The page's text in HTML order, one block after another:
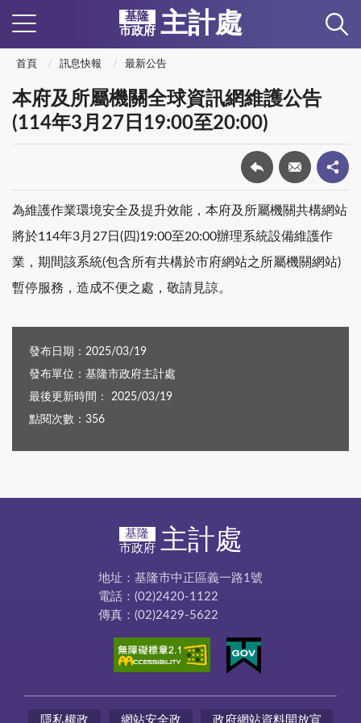
基隆
市政府 主計處
首頁 訊息快報 最新公告
本府及所屬機關全球資訊網維護公告
(114年3月27日19:00至20:00)
為維護作業環境安全及提升效能，本府及所屬機關共構網站
將於114年3月27日(四)19:00至20:00辦理系統設備維護作
業，期間該系統(包含所有共構於市府網站之所屬機關網站)
暫停服務，造成不便之處，敬請見諒。
發布日期：2025/03/19
發布單位：基隆市政府主計處
最後更新時間： 2025/03/19
點閱次數：356
基隆
市政府 主計處
地址：基隆市中正區義一路1號
電話：(02)2420-1122
傳真：(02)2429-5622
隱私權政 網站安全政 政府網站資料開放宣